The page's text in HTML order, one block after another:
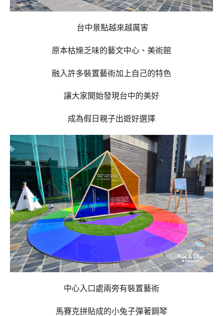
台中景點越來越厲害
原本枯燥乏味的藝文中心、美術館
融入許多裝置藝術加上自己的特色
讓大家開始發現台中的美好
成為假日親子出遊好選擇
中心入口處兩旁有裝置藝術
馬賽克拼貼成的小兔子彈著鋼琴